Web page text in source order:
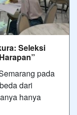
Seleksi
pada
dari
hanya